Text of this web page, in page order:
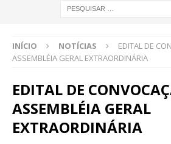
INÍCIO NOTÍCIAS
EDITAL DE
ASSEMBLÉIA GERAL EXTRAORDINÁRIA
EDITAL DE
ASSEMBLÉIA GERAL
EXTRAORDINÁRIA